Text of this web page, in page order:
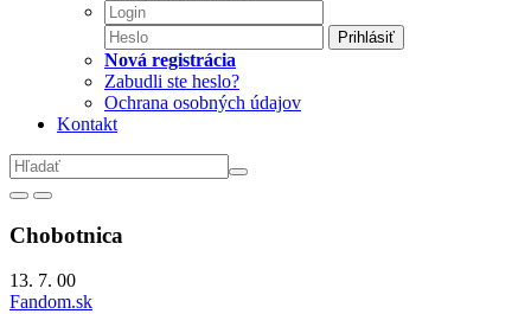
Prihlásiť
Nová registrácia
Zabudli ste heslo?
Ochrana osobných údajov
Kontakt
Chobotnica
13. 7. 00
Fandom.sk